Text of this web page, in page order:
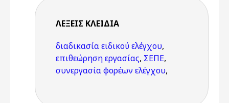
ΛΈΞΕΙΣ KΛΕΙΔΙΆ
διαδικασία ειδικού ελέγχου,
επιθεώρηση εργασίας, ΣΕΠΕ,
συνεργασία φορέων ελέγχου,